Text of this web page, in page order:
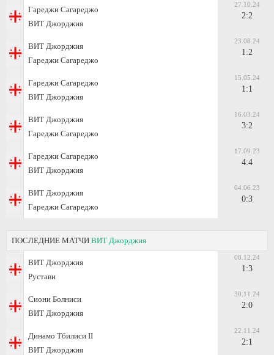
Гареджи Сагареджо
ВИТ Джорджия
27.10.24
2:2
ВИТ Джорджия
Гареджи Сагареджо
23.08.24
1:2
Гареджи Сагареджо
ВИТ Джорджия
15.05.24
1:1
ВИТ Джорджия
Гареджи Сагареджо
16.03.24
3:2
Гареджи Сагареджо
ВИТ Джорджия
17.09.23
4:4
ВИТ Джорджия
Гареджи Сагареджо
04.06.23
0:3
ПОСЛЕДНИЕ МАТЧИ ВИТ Джорджия
ВИТ Джорджия
Рустави
08.12.24
1:3
Сиони Болниси
ВИТ Джорджия
30.11.24
2:0
Динамо Тбилиси II
ВИТ Джорджия
22.11.24
2:1